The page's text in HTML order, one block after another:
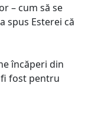
– cum să se
spus Esterei că
încăperi din
fi fost pentru